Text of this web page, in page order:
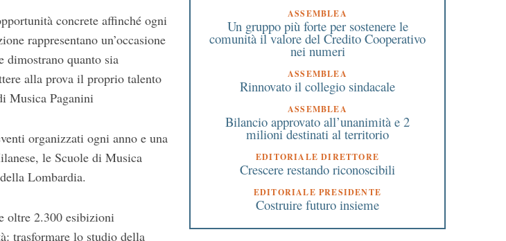
concrete affinché ogni
rappresentano un’occasione
dimostrano quanto sia
alla prova il proprio talento
Musica Paganini
organizzati ogni anno e una
le Scuole di Musica
Lombardia.
oltre 2.300 esibizioni
trasformare lo studio della
ASSEMBLEA
Un gruppo più forte per sostenere le
comunità il valore del Credito Cooperativo
nei numeri
ASSEMBLEA
Rinnovato il collegio sindacale
ASSEMBLEA
Bilancio approvato all’unanimità e 2
milioni destinati al territorio
EDITORIALE DIRETTORE
Crescere restando riconoscibili
EDITORIALE PRESIDENTE
Costruire futuro insieme